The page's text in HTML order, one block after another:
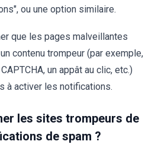
ou une option similaire.
que les pages malveillantes
contenu trompeur (par exemple,
un appât au clic, etc.)
à activer les notifications.
les sites trompeurs de
de spam ?